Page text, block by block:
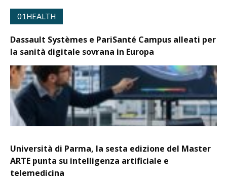
01HEALTH
Dassault Systèmes e PariSanté Campus alleati per
la sanità digitale sovrana in Europa
Università di Parma, la sesta edizione del Master
ARTE punta su intelligenza artificiale e
telemedicina